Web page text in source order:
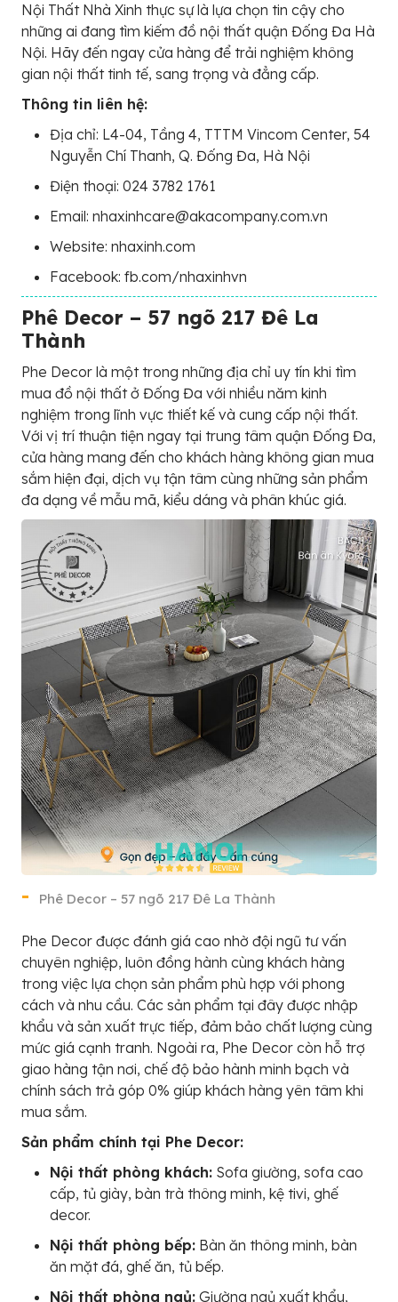
Nội Thất Nhà Xinh thực sự là lựa chọn tin cậy cho
những ai đang tìm kiếm đồ nội thất quận Đống Đa Hà
Nội. Hãy đến ngay cửa hàng để trải nghiệm không
gian nội thất tinh tế, sang trọng và đẳng cấp.
Thông tin liên hệ:
Địa chỉ: L4-04, Tầng 4, TTTM Vincom Center, 54
Nguyễn Chí Thanh, Q. Đống Đa, Hà Nội
Điện thoại: 024 3782 1761
Email: nhaxinhcare@akacompany.com.vn
Website: nhaxinh.com
Facebook: fb.com/nhaxinhvn
Phê Decor – 57 ngõ 217 Đê La
Thành
Phe Decor là một trong những địa chỉ uy tín khi tìm
mua đồ nội thất ở Đống Đa với nhiều năm kinh
nghiệm trong lĩnh vực thiết kế và cung cấp nội thất.
Với vị trí thuận tiện ngay tại trung tâm quận Đống Đa,
cửa hàng mang đến cho khách hàng không gian mua
sắm hiện đại, dịch vụ tận tâm cùng những sản phẩm
đa dạng về mẫu mã, kiểu dáng và phân khúc giá.
Phê Decor – 57 ngõ 217 Đê La Thành
Phe Decor được đánh giá cao nhờ đội ngũ tư vấn
chuyên nghiệp, luôn đồng hành cùng khách hàng
trong việc lựa chọn sản phẩm phù hợp với phong
cách và nhu cầu. Các sản phẩm tại đây được nhập
khẩu và sản xuất trực tiếp, đảm bảo chất lượng cùng
mức giá cạnh tranh. Ngoài ra, Phe Decor còn hỗ trợ
giao hàng tận nơi, chế độ bảo hành minh bạch và
chính sách trả góp 0% giúp khách hàng yên tâm khi
mua sắm.
Sản phẩm chính tại Phe Decor:
Nội thất phòng khách: Sofa giường, sofa cao
cấp, tủ giày, bàn trà thông minh, kệ tivi, ghế
decor.
Nội thất phòng bếp: Bàn ăn thông minh, bàn
ăn mặt đá, ghế ăn, tủ bếp.
Nội thất phòng ngủ: Giường ngủ xuất khẩu,